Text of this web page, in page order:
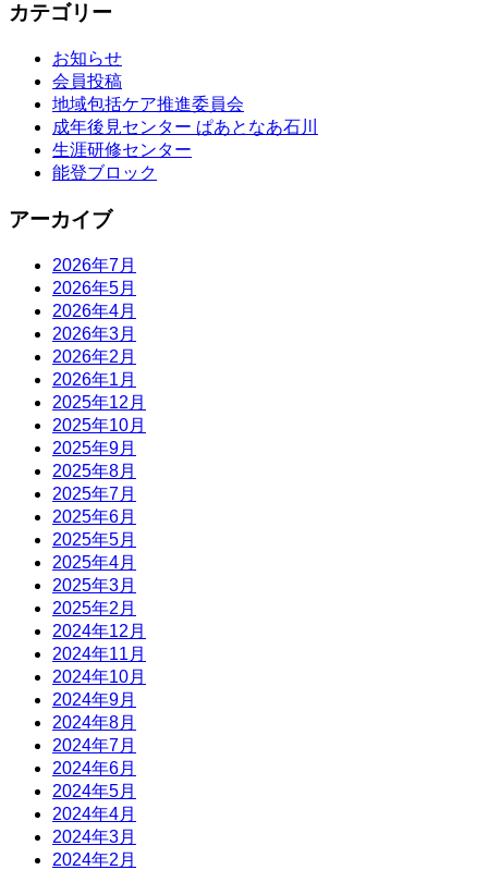
カテゴリー
お知らせ
会員投稿
地域包括ケア推進委員会
成年後見センター ぱあとなあ石川
生涯研修センター
能登ブロック
アーカイブ
2026年7月
2026年5月
2026年4月
2026年3月
2026年2月
2026年1月
2025年12月
2025年10月
2025年9月
2025年8月
2025年7月
2025年6月
2025年5月
2025年4月
2025年3月
2025年2月
2024年12月
2024年11月
2024年10月
2024年9月
2024年8月
2024年7月
2024年6月
2024年5月
2024年4月
2024年3月
2024年2月